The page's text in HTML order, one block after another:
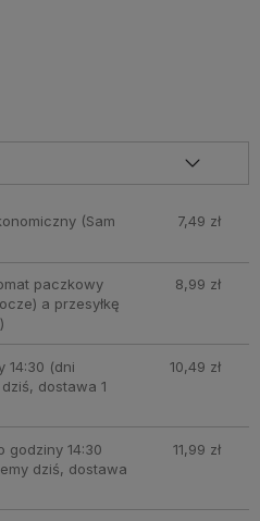
(Sam
7,49 zł
paczkowy
a przesyłkę
8,99 zł
14:30 (dni
dostawa 1
10,49 zł
godziny 14:30
dziś, dostawa
11,99 zł